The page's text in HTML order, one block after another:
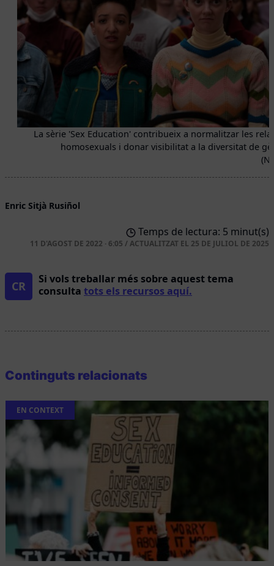
La sèrie 'Sex Education' contribueix a normalitzar les
homosexuals i donar visibilitat a la diversitat de
Enric Sitjà Rusiñol
Temps de lectura: 5 minut(s)
11 D'AGOST DE 2022 · 6:05 /ACTUALITZAT EL 25 DE JULIOL DE 2025
CR
Si vols treballar més sobre aquest tema
consulta tots els recursos aquí.
Continguts relacionats
EN CONTEXT